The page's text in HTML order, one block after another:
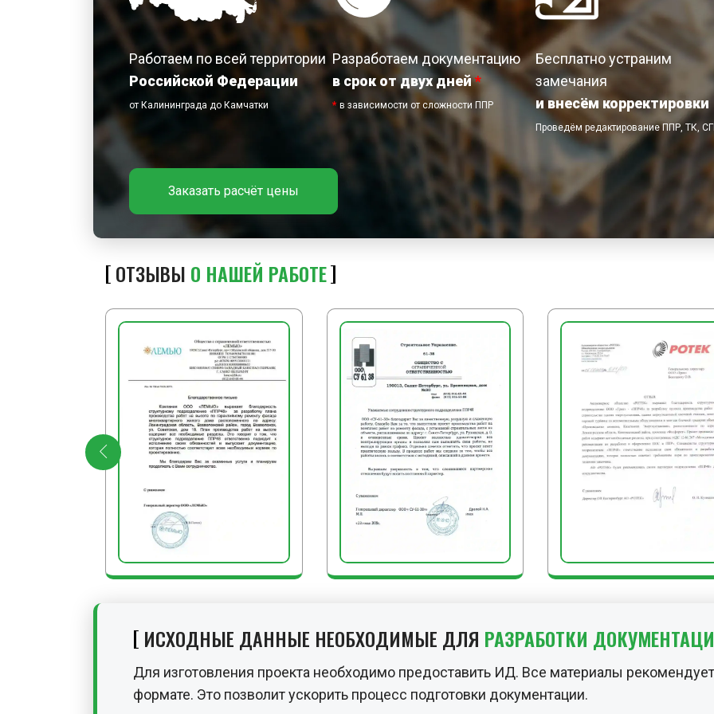
ширине проезжей части.
Работаем по всей территории
Российской Федерации
от Калининграда до Камчатки
Разработаем документацию
в срок от двух дней*
* в зависимости от сложности ППР
Бесплатно устраним
замечания
и внесём корректировки
Проведём редактирование ППР, ТК,
Заказать расчёт цены
ОТЗЫВЫ О НАШЕЙ РАБОТЕ
ИСХОДНЫЕ ДАННЫЕ НЕОБХОДИМЫЕ ДЛЯ РАЗРАБОТКИ
Для изготовления проекта необходимо предоставить ИД. Все материалы
формате. Это позволит ускорить процесс подготовки документации.